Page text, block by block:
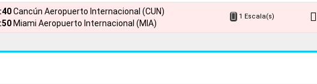
Cancún Aeropuerto Internacional (CUN)
Miami Aeropuerto Internacional (MIA)
1 Escala(s)